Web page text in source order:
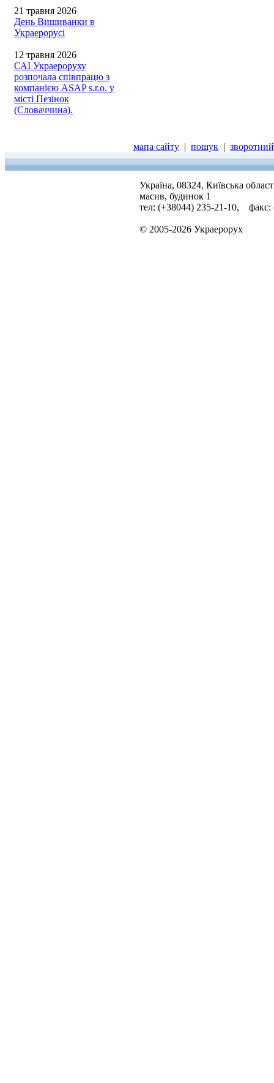
21 травня 2026
День Вишиванки в
Украерорусі
12 травня 2026
САІ Украероруху
розпочала співпрацю з
компанією ASAP s.r.o. у
місті Пезінок
(Словаччина).
мапа сайту | пошук |
Україна, 08324, Київська
масив, будинок 1
тел: (+38044) 235-21-10, факс:
© 2005-2026 Украерорух